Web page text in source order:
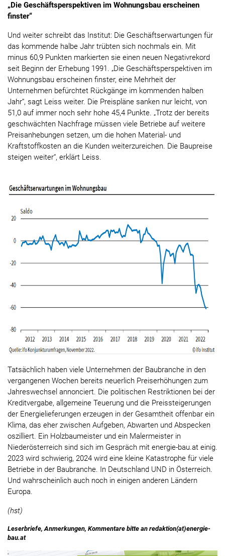
„Die Geschäftsperspektiven im Wohnungsbau erscheinen
finster“
Und weiter schreibt das Institut: Die Geschäftserwartungen für
das kommende halbe Jahr trübten sich nochmals ein. Mit
minus 60,9 Punkten markierten sie einen neuen Negativrekord
seit Beginn der Erhebung 1991. „Die Geschäftsperspektiven im
Wohnungsbau erscheinen finster, eine Mehrheit der
Unternehmen befürchtet Rückgänge im kommenden halben
Jahr“, sagt Leiss weiter. Die Preispläne sanken nur leicht, von
51,0 auf immer noch sehr hohe 45,4 Punkte. „Trotz der bereits
geschwächten Nachfrage müssen viele Betriebe auf weitere
Preisanhebungen setzen, um die hohen Material- und
Kraftstoffkosten an die Kunden weiterzureichen. Die Baupreise
steigen weiter“, erklärt Leiss.
Tatsächlich haben viele Unternehmen der Baubranche in den
vergangenen Wochen bereits neuerlich Preiserhöhungen zum
Jahreswechsel annonciert. Die politischen Restriktionen bei der
Kreditvergabe, allgemeine Teuerung und die Preissteigerungen
der Energielieferungen erzeugen in der Gesamtheit offenbar ein
Klima, das eher zwischen Aufgeben, Abwarten und Abspecken
oszilliert. Ein Holzbaumeister und ein Malermeister in
Niederösterreich sind sich im Gespräch mit energie-bau.at einig.
2023 wird schwierig, 2024 wird eine kleine Katastrophe für viele
Betriebe in der Baubranche. In Deutschland UND in Österreich.
Und wahrscheinlich auch noch in einigen anderen Ländern
Europa.
(hst)
Leserbriefe, Anmerkungen, Kommentare bitte an redaktion(at)energie-
bau.at